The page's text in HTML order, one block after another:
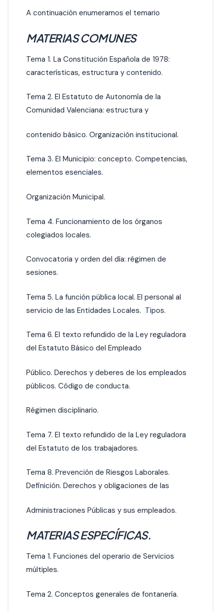
A continuación enumeramos el temario
MATERIAS COMUNES
Tema 1. La Constitución Española de 1978:
características, estructura y contenido.
Tema 2. El Estatuto de Autonomía de la
Comunidad Valenciana: estructura y
contenido básico. Organización institucional.
Tema 3. El Municipio: concepto. Competencias,
elementos esenciales.
Organización Municipal.
Tema 4. Funcionamiento de los órganos
colegiados locales.
Convocatoria y orden del día: régimen de
sesiones.
Tema 5. La función pública local. El personal al
servicio de las Entidades Locales. Tipos.
Tema 6. El texto refundido de la Ley reguladora
del Estatuto Básico del Empleado
Público. Derechos y deberes de los empleados
públicos. Código de conducta.
Régimen disciplinario.
Tema 7. El texto refundido de la Ley reguladora
del Estatuto de los trabajadores.
Tema 8. Prevención de Riesgos Laborales.
Definición. Derechos y obligaciones de las
Administraciones Públicas y sus empleados.
MATERIAS ESPECÍFICAS.
Tema 1. Funciones del operario de Servicios
múltiples.
Tema 2. Conceptos generales de fontanería.